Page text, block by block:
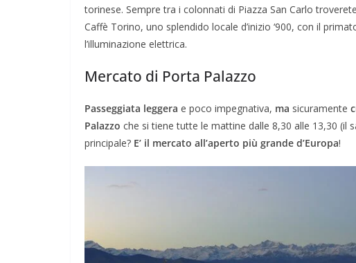
torinese. Sempre tra i colonnati di Piazza San Carlo
Caffè Torino, uno splendido locale d’inizio ‘900, con il
l’illuminazione elettrica.
Mercato di Porta Palazzo
Passeggiata leggera e poco impegnativa, ma sicuramente
Palazzo che si tiene tutte le mattine dalle 8,30 alle 13,30
principale? E’ il mercato all’aperto più grande d’Europa!